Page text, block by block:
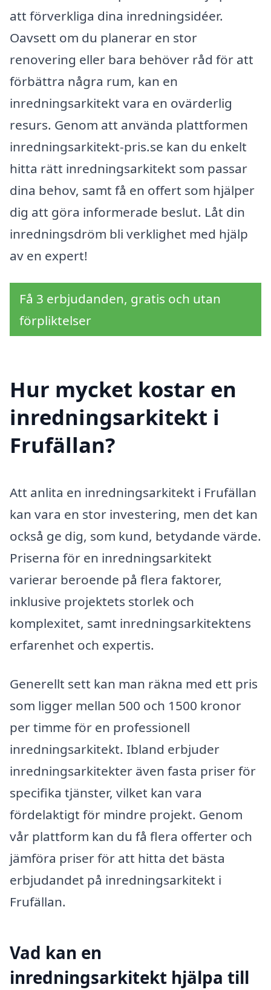
att förverkliga dina inredningsidéer.
Oavsett om du planerar en stor
renovering eller bara behöver råd för att
förbättra några rum, kan en
inredningsarkitekt vara en ovärderlig
resurs. Genom att använda plattformen
inredningsarkitekt-pris.se kan du enkelt
hitta rätt inredningsarkitekt som passar
dina behov, samt få en offert som hjälper
dig att göra informerade beslut. Låt din
inredningsdröm bli verklighet med hjälp
av en expert!
Få 3 erbjudanden, gratis och utan
förpliktelser
Hur mycket kostar en
inredningsarkitekt i
Frufällan?
Att anlita en inredningsarkitekt i Frufällan
kan vara en stor investering, men det kan
också ge dig, som kund, betydande värde.
Priserna för en inredningsarkitekt
varierar beroende på flera faktorer,
inklusive projektets storlek och
komplexitet, samt inredningsarkitektens
erfarenhet och expertis.
Generellt sett kan man räkna med ett pris
som ligger mellan 500 och 1500 kronor
per timme för en professionell
inredningsarkitekt. Ibland erbjuder
inredningsarkitekter även fasta priser för
specifika tjänster, vilket kan vara
fördelaktigt för mindre projekt. Genom
vår plattform kan du få flera offerter och
jämföra priser för att hitta det bästa
erbjudandet på inredningsarkitekt i
Frufällan.
Vad kan en
inredningsarkitekt hjälpa till